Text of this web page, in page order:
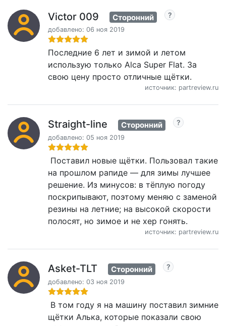
Victor 009 Сторонний
добавлено: 06 ноя 2019
Последние 6 лет и зимой и летом
использую только Alca Super Flat. За
свою цену просто отличные щётки.
источник: partreview.ru
Straight-line Сторонний
добавлено: 05 ноя 2019
Поставил новые щётки. Пользовал такие
на прошлом рапиде — для зимы лучшее
решение. Из минусов: в тёплую погоду
поскрипывают, поэтому меняю с заменой
резины на летние; на высокой скорости
полосят, но зимое и не хер гонять.
источник: partreview.ru
Asket-TLT Сторонний
добавлено: 03 ноя 2019
В том году я на машину поставил зимние
щётки Алька, которые показали свою